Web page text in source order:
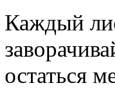
Каждый
остаться